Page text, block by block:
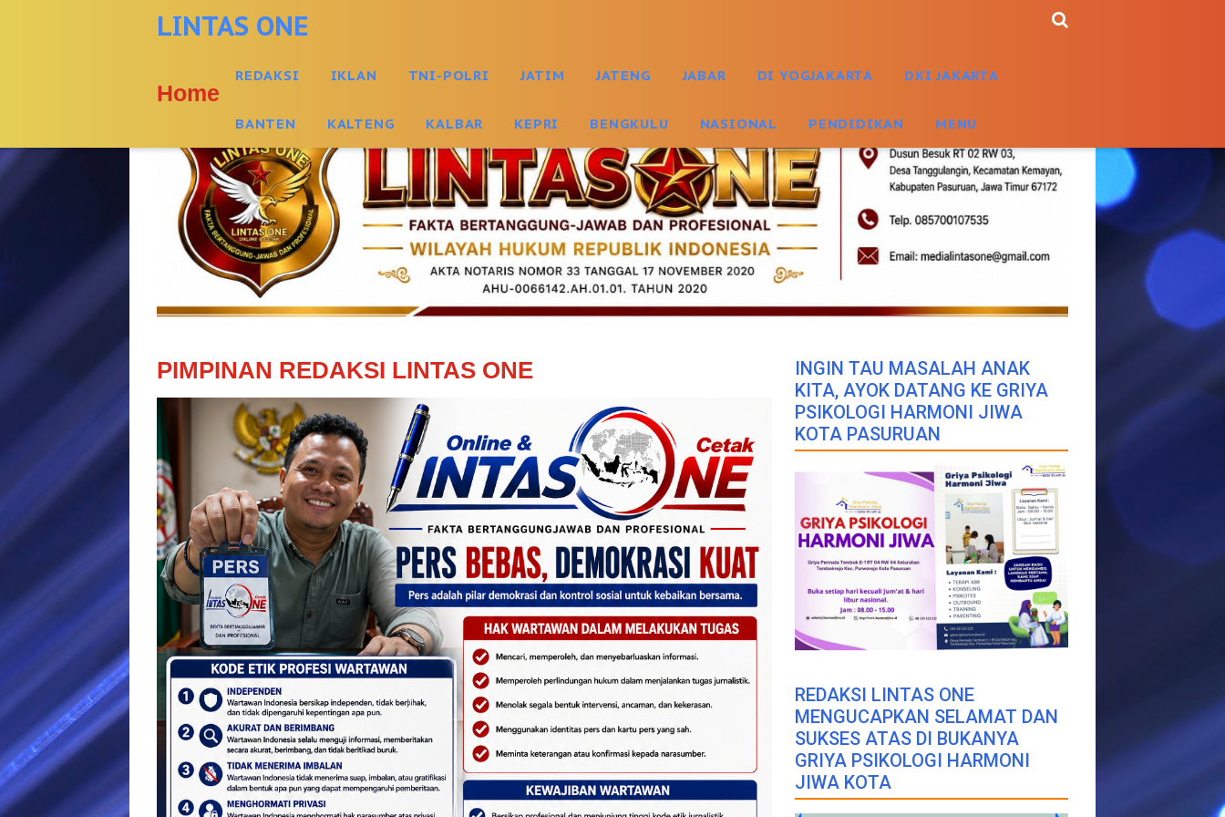
LINTAS ONE
Home
REDAKSI IKLAN TNI-POLRI JATIM JATENG JABAR DI YOGJAKARTA DKI JAKARTA
BANTEN KALTENG KALBAR KEPRI BENGKULU NASIONAL PENDIDIKAN MENU
PIMPINAN REDAKSI LINTAS ONE
INGIN TAU MASALAH ANAK
KITA, AYOK DATANG KE GRIYA
PSIKOLOGI HARMONI JIWA
KOTA PASURUAN
REDAKSI LINTAS ONE
MENGUCAPKAN SELAMAT DAN
SUKSES ATAS DI BUKANYA
GRIYA PSIKOLOGI HARMONI
JIWA KOTA